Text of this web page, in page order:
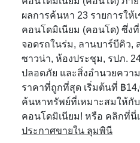
ผลการค้นหา 23 รายการใ
คอนโดมิเนียม (คอนโด) ซึ่ง
จอดรถในร่ม, ลานบาร์บีคิว,
ซาวน่า, ห้องประชุม, รปภ.
ปลอดภัย และสิ่งอำนวยควา
ราคาที่ถูกที่สุด เริ่มต้นที่ ฿
ค้นหาทรัพย์ที่เหมาะสมให้
คอนโดมิเนียม! หรือ คลิกที่นี่
ประกาศขายใน ลุมพินี